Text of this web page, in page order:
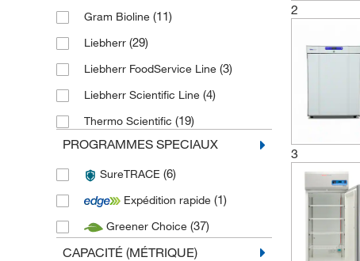
Gram Bioline (11)
Liebherr (29)
Liebherr FoodService Line (3)
Liebherr Scientific Line (4)
Thermo Scientific (19)
PROGRAMMES SPECIAUX
SureTRACE (6)
Expédition rapide (1)
Greener Choice (37)
CAPACITÉ (MÉTRIQUE)
2
3